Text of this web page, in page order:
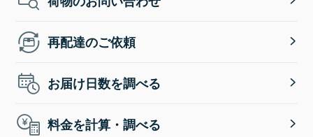
再配達のご依頼
お届け日数を調べる
料金を計算・調べる